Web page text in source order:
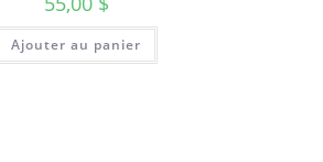
Ajouter au panier